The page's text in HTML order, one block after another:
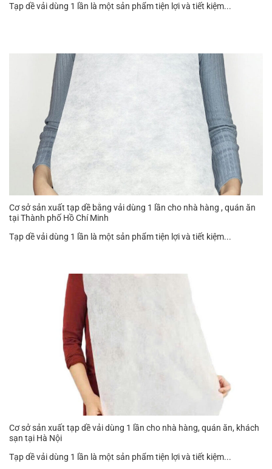
Tạp dề vải dùng 1 lần là một sản phẩm tiện lợi và tiết kiệm...
Cơ sở sản xuất tạp dề bằng vải dùng 1 lần cho nhà hàng , quán ăn
tại Thành phố Hồ Chí Minh
Tạp dề vải dùng 1 lần là một sản phẩm tiện lợi và tiết kiệm...
Cơ sở sản xuất tạp dề vải dùng 1 lần cho nhà hàng, quán ăn, khách
sạn tại Hà Nội
Tạp dề vải dùng 1 lần là một sản phẩm tiện lợi và tiết kiệm...